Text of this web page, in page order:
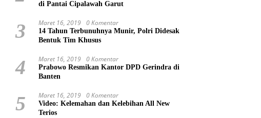
di Pantai Cipalawah Garut
3 Maret 16, 2019 0 Komentar
14 Tahun Terbunuhnya Munir, Polri Didesak
Bentuk Tim Khusus
4 Maret 16, 2019 0 Komentar
Prabowo Resmikan Kantor DPD Gerindra di
Banten
5 Maret 16, 2019 0 Komentar
Video: Kelemahan dan Kelebihan All New
Terios